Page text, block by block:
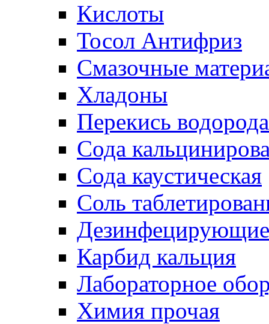
Кислоты
Тосол Антифриз
Смазочные
Хладоны
Перекись водорода
Сода
Сода каустическая
Соль
Дезинфецирующие
Карбид кальция
Лабораторное
Химия прочая